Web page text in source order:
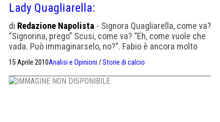
Lady Quagliarella:
di Redazione Napolista - Signora Quagliarella, come va?
“Signorina, prego” Scusi, come va? “Eh, come vuole che
vada. Può immaginarselo, no?”. Fabio è ancora molto
pazza”. Per l’espulsione? “Ma quale espulsione! E’ la
squalifica che non tollero”. Troppe tre giornate? “E sono
troppe sì! Ma lei capisce? Tre domeniche […]
15 Aprile 2010Analisi e Opinioni /Storie di calcio